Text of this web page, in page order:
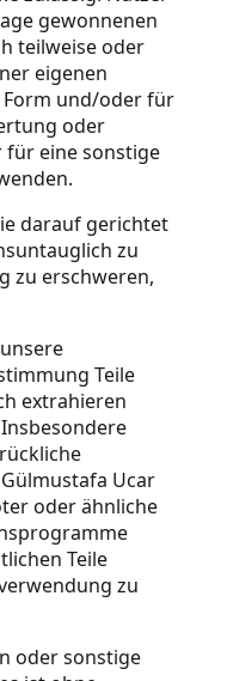
gewonnenen
teilweise oder
eigenen
Form und/oder für
oder
eine sonstige
darauf gerichtet
zu
zu erschweren,
Teile
extrahieren
Ucar
oder ähnliche
Teile
zu
oder sonstige